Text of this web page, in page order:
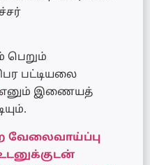
பெறும்
பட்டியலை
இணையத்
வேலைவாய்ப்பு